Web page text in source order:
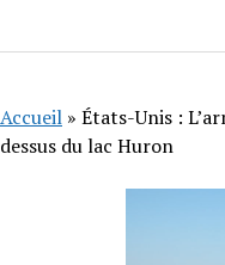
Accueil » États-Unis :
dessus du lac Huron